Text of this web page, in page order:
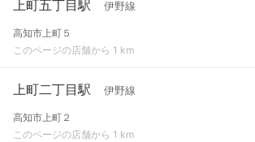
上町五丁目駅 伊野線
高知市上町５
このページの店舗から 1 km
上町二丁目駅 伊野線
高知市上町２
このページの店舗から 1 km